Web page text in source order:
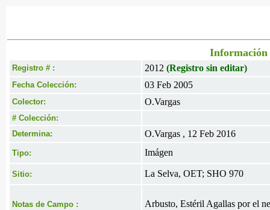
Información
Registro # : 2012 (Registro sin editar)
Fecha Colección: 03 Feb 2005
Colector: O.Vargas
# Colección:
Determina:
O.Vargas , 12 Feb 2016
Tipo: Imágen
Sitio: La Selva, OET; SHO 970
Notas de Campo : Arbusto, Estéril Agallas por el